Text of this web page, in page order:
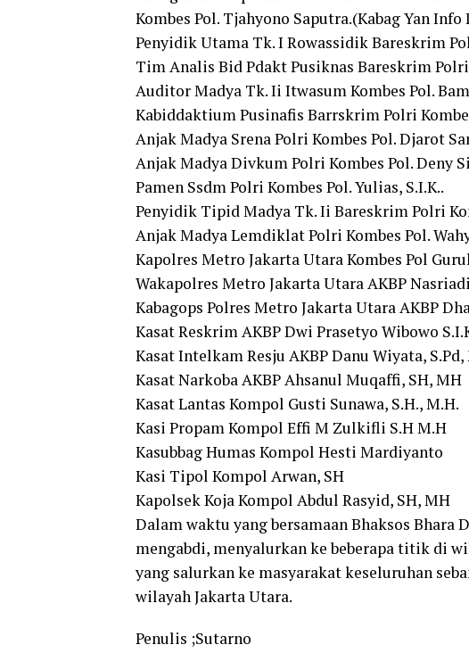
Kombes Pol. Tjahyono Saputra.(Kabag Yan
Penyidik Utama Tk. I Rowassidik Bareskrim
Tim Analis Bid Pdakt Pusiknas Bareskrim
Auditor Madya Tk. Ii Itwasum Kombes Pol.
Kabiddaktium Pusinafis Barrskrim Polri
Anjak Madya Srena Polri Kombes Pol. Djarot
Anjak Madya Divkum Polri Kombes Pol. Deny
Pamen Ssdm Polri Kombes Pol. Yulias, S.I.K..
Penyidik Tipid Madya Tk. Ii Bareskrim Polri
Anjak Madya Lemdiklat Polri Kombes Pol.
Kapolres Metro Jakarta Utara Kombes Pol
Wakapolres Metro Jakarta Utara AKBP
Kabagops Polres Metro Jakarta Utara AKBP
Kasat Reskrim AKBP Dwi Prasetyo Wibowo
Kasat Intelkam Resju AKBP Danu Wiyata, S.Pd,
Kasat Narkoba AKBP Ahsanul Muqaffi, SH, MH
Kasat Lantas Kompol Gusti Sunawa, S.H., M.H.
Kasi Propam Kompol Effi M Zulkifli S.H M.H
Kasubbag Humas Kompol Hesti Mardiyanto
Kasi Tipol Kompol Arwan, SH
Kapolsek Koja Kompol Abdul Rasyid, SH, MH
Dalam waktu yang bersamaan Bhaksos
mengabdi, menyalurkan ke beberapa titik di
yang salurkan ke masyarakat keseluruhan
wilayah Jakarta Utara.
Penulis ;Sutarno